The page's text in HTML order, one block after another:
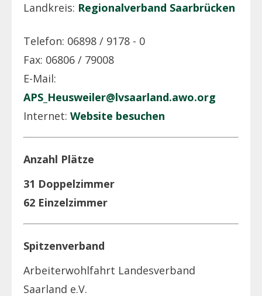
Landkreis: Regionalverband Saarbrücken
Telefon: 06898 / 9178 - 0
Fax: 06806 / 79008
E-Mail:
APS_Heusweiler@lvsaarland.awo.org
Internet: Website besuchen
Anzahl Plätze
31 Doppelzimmer
62 Einzelzimmer
Spitzenverband
Arbeiterwohlfahrt Landesverband
Saarland e.V.